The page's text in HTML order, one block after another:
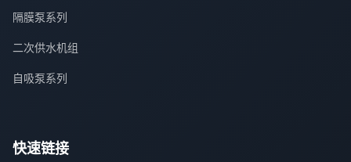
隔膜泵系列
二次供水机组
自吸泵系列
快速链接